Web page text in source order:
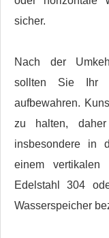
sicher.
Nach der
sollten Sie Ihr
aufbewahren.
zu halten,
insbesondere in
einem vertikalen
Edelstahl 304
Wasserspeicher